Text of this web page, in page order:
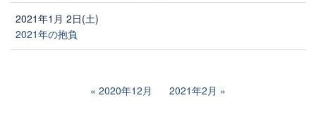
2021年1月 2日(土)
2021年の抱負
2020年12月 2021年2月